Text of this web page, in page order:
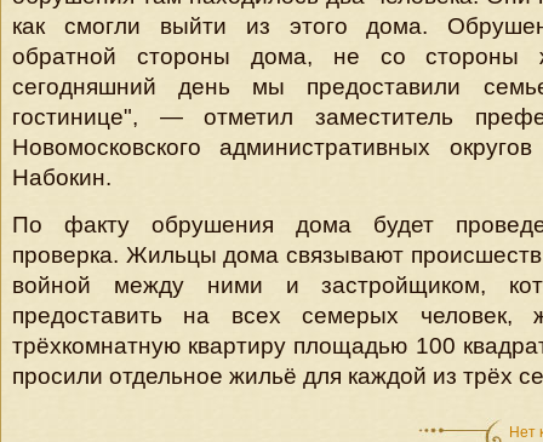
как смогли выйти из этого дома.
обратной стороны дома, не со стороны
сегодняшний день мы предоставили
гостинице", — отметил заместитель
Новомосковского административных
Набокин.
По факту обрушения дома будет
проверка. Жильцы дома связывают
войной между ними и застройщиком,
предоставить на всех семерых
трёхкомнатную квартиру площадью 100
просили отдельное жильё для каждой из трёх
Нет